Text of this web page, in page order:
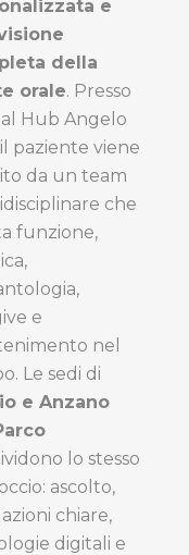
e
della
orale. Presso
Hub Angelo
il paziente viene
da un team
che
funzione,
e
nel
Le sedi di
e Anzano
lo stesso
ascolto,
chiare,
digitali e